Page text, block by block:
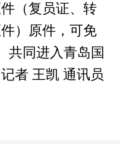
（复员证、转
）原件，可免
共同进入青岛国
者 王凯 通讯员